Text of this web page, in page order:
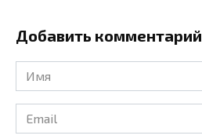
Добавить комментарий
Имя
*
Email
*